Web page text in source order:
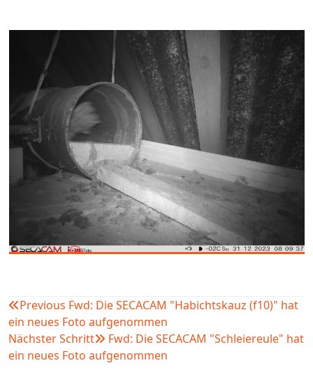
Beitragsnavigation
Previous Fwd: Die SECACAM "Habichtskauz (f10)" hat
ein neues Foto aufgenommen
Nächster Schritt
Fwd: Die SECACAM "Schleiereule" hat
ein neues Foto aufgenommen